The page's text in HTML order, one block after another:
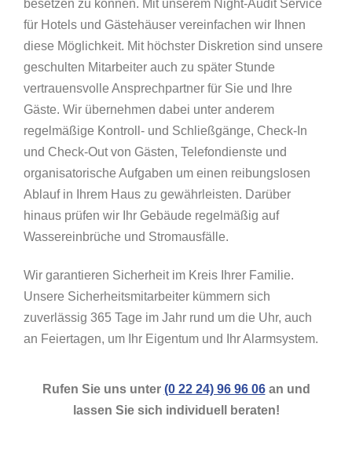
besetzen zu können. Mit unserem Night-Audit Service
für Hotels und Gästehäuser vereinfachen wir Ihnen
diese Möglichkeit. Mit höchster Diskretion sind unsere
geschulten Mitarbeiter auch zu später Stunde
vertrauensvolle Ansprechpartner für Sie und Ihre
Gäste. Wir übernehmen dabei unter anderem
regelmäßige Kontroll- und Schließgänge, Check-In
und Check-Out von Gästen, Telefondienste und
organisatorische Aufgaben um einen reibungslosen
Ablauf in Ihrem Haus zu gewährleisten. Darüber
hinaus prüfen wir Ihr Gebäude regelmäßig auf
Wassereinbrüche und Stromausfälle.
Wir garantieren Sicherheit im Kreis Ihrer Familie.
Unsere Sicherheitsmitarbeiter kümmern sich
zuverlässig 365 Tage im Jahr rund um die Uhr, auch
an Feiertagen, um Ihr Eigentum und Ihr Alarmsystem.
Rufen Sie uns unter (0 22 24) 96 96 06an und
lassen Sie sich individuell beraten!